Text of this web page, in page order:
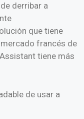
derribar a
que tiene
francés de
tiene más
de usar a